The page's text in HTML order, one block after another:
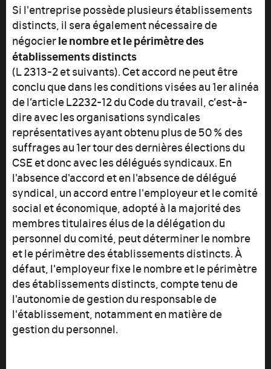
Si l'entreprise possède plusieurs établissements
distincts, il sera également nécessaire de
négocierle nombre et le périmètre des
établissements distincts
(L 2313-2 et suivants). Cet accord ne peut être
conclu que dans les conditions visées au 1er alinéa
de l’article L2232-12 du Code du travail, c’est-à-
dire avec les organisations syndicales
représentatives ayant obtenu plus de 50 % des
suffrages au 1er tour des dernières élections du
CSE et donc avec les délégués syndicaux. En
l'absence d'accord et en l'absence de délégué
syndical, un accord entre l'employeur et le comité
social et économique, adopté à la majorité des
membres titulaires élus de la délégation du
personnel du comité, peut déterminer le nombre
et le périmètre des établissements distincts. À
défaut, l'employeur fixe le nombre et le périmètre
des établissements distincts, compte tenu de
l'autonomie de gestion du responsable de
l'établissement, notamment en matière de
gestion du personnel.